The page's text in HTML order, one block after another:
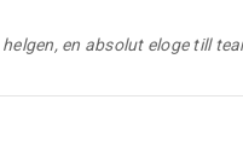
en absolut eloge till